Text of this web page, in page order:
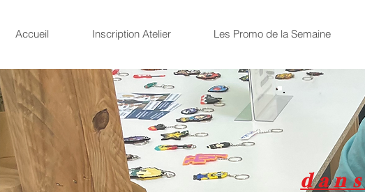
Accueil Inscription Atelier Les Promo de la Semaine
dans